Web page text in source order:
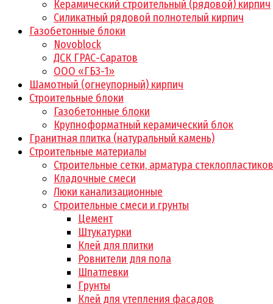
Керамический строительный (рядовой) кирпич
Силикатный рядовой полнотелый кирпич
Газобетонные блоки
Novoblock
ДСК ГРАС-Саратов
ООО «ГБЗ-1»
Шамотный (огнеупорный) кирпич
Строительные блоки
Газобетонные блоки
Крупноформатный керамический блок
Гранитная плитка (натуральный камень)
Строительные материалы
Строительные сетки, арматура
Кладочные смеси
Люки канализационные
Строительные смеси и грунты
Цемент
Штукатурки
Клей для плитки
Ровнители для пола
Шпатлевки
Грунты
Клей для утепления фасадов